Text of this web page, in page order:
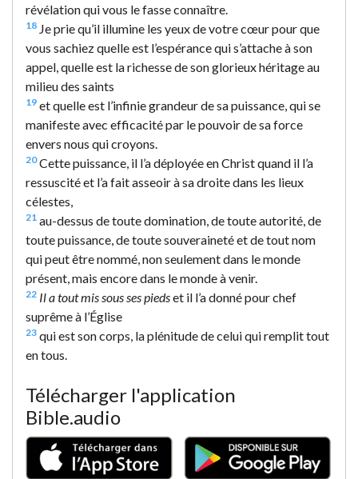
révélation qui vous le fasse connaître.
18 Je prie qu’il illumine les yeux de votre cœur pour que
vous sachiez quelle est l’espérance qui s’attache à son
appel, quelle est la richesse de son glorieux héritage au
milieu des saints
19 et quelle est l’infinie grandeur de sa puissance, qui se
manifeste avec efficacité par le pouvoir de sa force
envers nous qui croyons.
20Cette puissance, il l’a déployée en Christ quand il l’a
ressuscité et l’a fait asseoir à sa droite dans les lieux
célestes,
21 au-dessus de toute domination, de toute autorité, de
toute puissance, de toute souveraineté et de tout nom
qui peut être nommé, non seulement dans le monde
présent, mais encore dans le monde à venir.
22 Il a tout mis sous ses piedset il l’a donné pour chef
suprême à l’Église
23 qui est son corps, la plénitude de celui qui remplit tout
en tous.
Télécharger l'application
Bible.audio